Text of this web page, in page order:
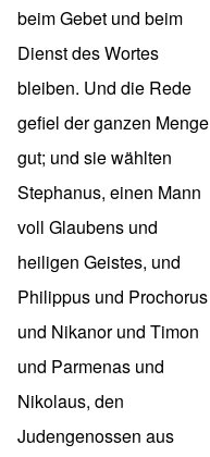
beim Gebet und beim
Dienst des Wortes
bleiben. Und die Rede
gefiel der ganzen Menge
gut; und sie wählten
Stephanus, einen Mann
voll Glaubens und
heiligen Geistes, und
Philippus und Prochorus
und Nikanor und Timon
und Parmenas und
Nikolaus, den
Judengenossen aus